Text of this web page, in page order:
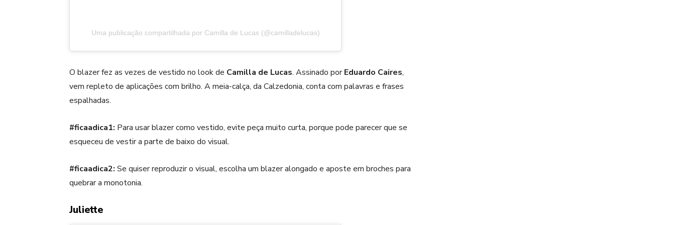
Uma publicação compartilhada por Camilla de Lucas (@camilladelucas)
O blazer fez as vezes de vestido no look de Camilla de Lucas. Assinado porEduardo Caires,
vem repleto de aplicações com brilho. A meia-calça, da Calzedonia, conta com palavras e frases
espalhadas.
#ficaadica1: Para usar blazer como vestido, evite peça muito curta, porque pode parecer que se
esqueceu de vestir a parte de baixo do visual.
#ficaadica2: Se quiser reproduzir o visual, escolha um blazer alongado e aposte em broches para
quebrar a monotonia.
Juliette